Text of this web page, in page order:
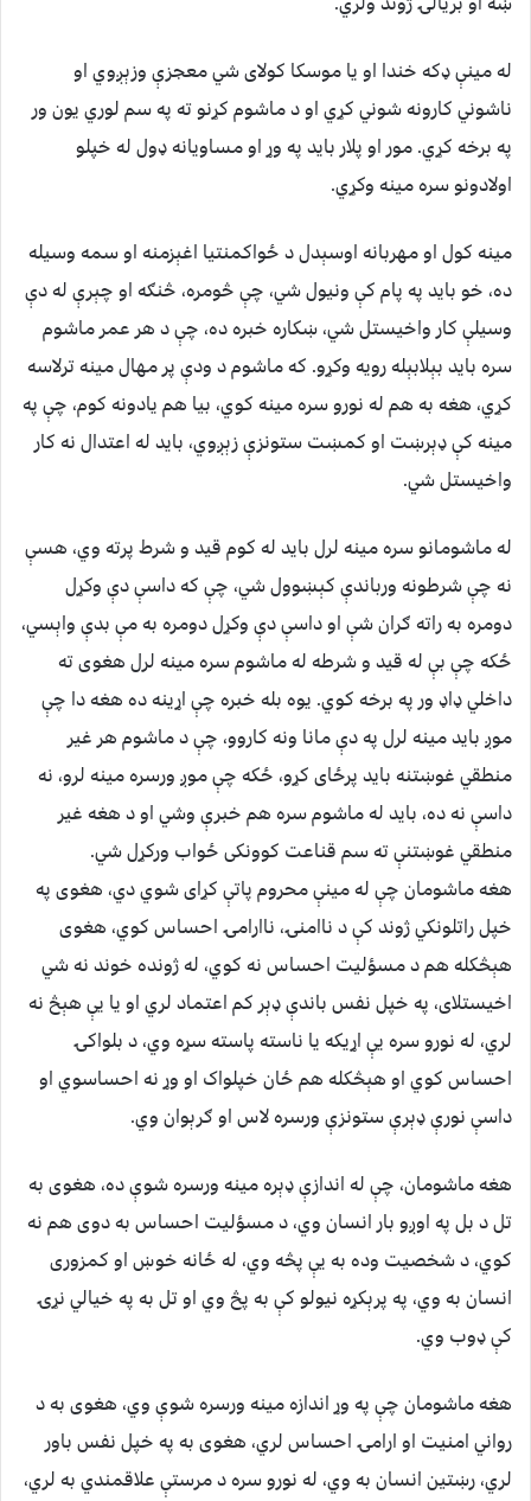
له مينې ډکه خندا او يا موسکا کولای شي معجزې وزېږوي او
ناشوني کارونه شوني کړي او د ماشوم کړنو ته په سم لوري يون ور
په برخه کړي. مور او پلار بايد په وړ او مساويانه ډول له خپلو
اولادونو سره مينه وکړي.
مينه کول او مهربانه اوسېدل د ځواکمنتيا اغېزمنه او سمه وسيله
ده، خو بايد په پام کې ونيول شي، چې څومره، څنګه او چېرې له دې
وسيلې کار واخیستل شي، ښکاره خبره ده، چې د هر عمر ماشوم
سره بايد بېلابېله رويه وکړو. که ماشوم د ودې پر مهال مينه ترلاسه
کړي، هغه به هم له نورو سره مينه کوي، بيا هم يادونه کوم، چې په
مينه کې ډېرښت او کمښت ستونزې زېږوي، بايد له اعتدال نه کار
واخیستل شي.
له ماشومانو سره مينه لرل بايد له کوم قيد و شرط پرته وي، هسې
نه چې شرطونه ورباندې کېښوول شي، چې که داسې دې وکړل
دومره به راته ګران شې او داسې دې وکړل دومره به مې بدې واېسي،
ځکه چې بې له قيد و شرطه له ماشوم سره مینه لرل هغوی ته
داخلي ډاډ ور په برخه کوي. يوه بله خبره چې اړينه ده هغه دا چې
موږ بايد مينه لرل په دې مانا ونه کاروو، چې د ماشوم هر غير
منطقي غوښتنه بايد پرځای کړو، ځکه چې موږ ورسره مينه لرو، نه
داسې نه ده، بايد له ماشوم سره هم خبرې وشي او د هغه غير
منطقي غوښتنې ته سم قناعت کوونکی ځواب ورکړل شي.
هغه ماشومان چې له مينې محروم پاتې کړای شوي دي، هغوی په
خپل راتلونکي ژوند کې د ناامنۍ، ناارامۍ احساس کوي، هغوی
هېڅکله هم د مسؤليت احساس نه کوي، له ژونده خوند نه شي
اخیستلای، په خپل نفس باندې ډېر کم اعتماد لري او يا یې هېڅ نه
لري، له نورو سره یې اړيکه يا ناسته پاسته سړه وي، د بلواکۍ
احساس کوي او هېڅکله هم ځان خپلواک او وړ نه احساسوي او
داسې نورې ډېرې ستونزې ورسره لاس او ګرېوان وي.
هغه ماشومان، چې له اندازې ډېره مینه ورسره شوې ده، هغوی به
تل د بل په اوږو بار انسان وي، د مسؤليت احساس به دوی هم نه
کوي، د شخصيت وده به یې پڅه وي، له ځانه خوښ او کمزوری
انسان به وي، په پرېکړه نيولو کې به پڅ وي او تل به په خيالي نړۍ
کې ډوب وي.
هغه ماشومان چې په وړ اندازه مينه ورسره شوې وي، هغوی به د
رواني امنيت او ارامۍ احساس لري، هغوی به په خپل نفس باور
لري، رښتين انسان به وي، له نورو سره د مرستې علاقمندي به لري،